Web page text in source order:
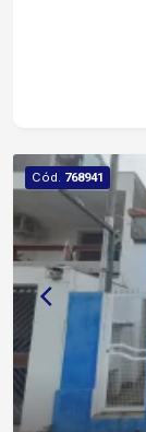
Cód. 768941